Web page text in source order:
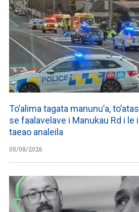
To’alima tagata manunu’a,
se faalavelave i Manukau Rd i le
taeao analeila
05/08/2026